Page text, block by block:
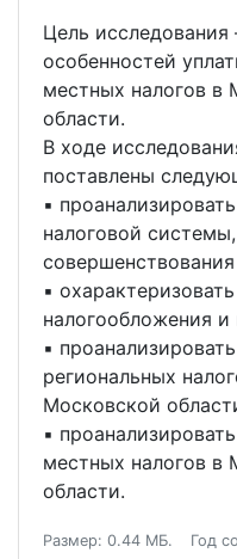
Цель исследования
особенностей
местных налогов в
области.
В ходе
поставлены
▪
налоговой
совершенствования
▪
налогообложения
▪
региональных
Московской
▪
местных налогов в
области.
Размер: 0.44 МБ. Год